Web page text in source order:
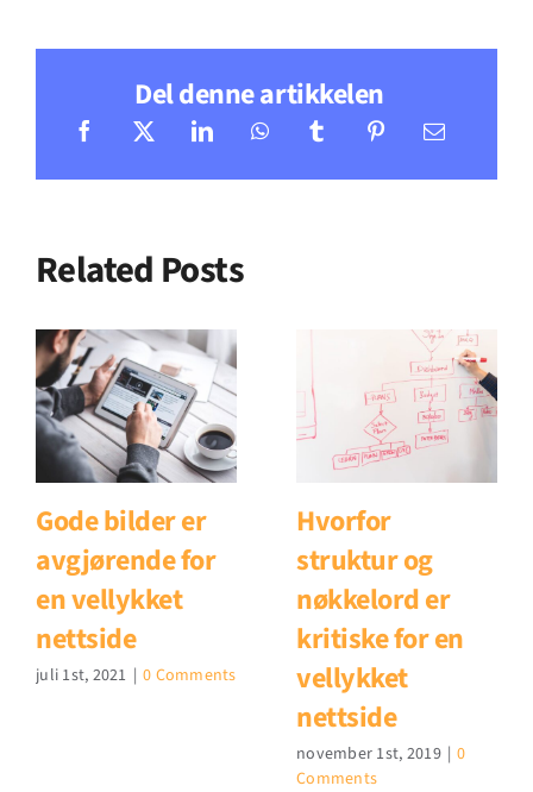
Del denne artikkelen
Related Posts
Gode bilder er
avgjørende for
en vellykket
nettside
juli 1st, 2021 | 0 Comments
Hvorfor
struktur og
nøkkelord er
kritiske for en
vellykket
nettside
november 1st, 2019 | 0
Comments